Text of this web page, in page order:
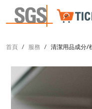
首頁 服務 清潔用品成分/